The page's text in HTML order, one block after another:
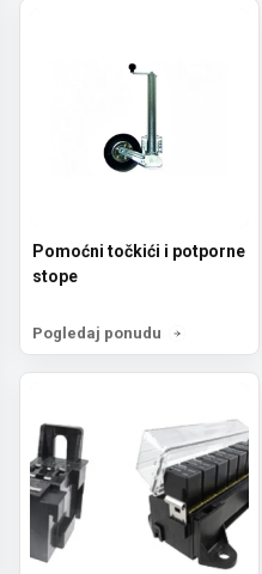
Pomoćni točkići i potporne
stope
Pogledaj ponudu